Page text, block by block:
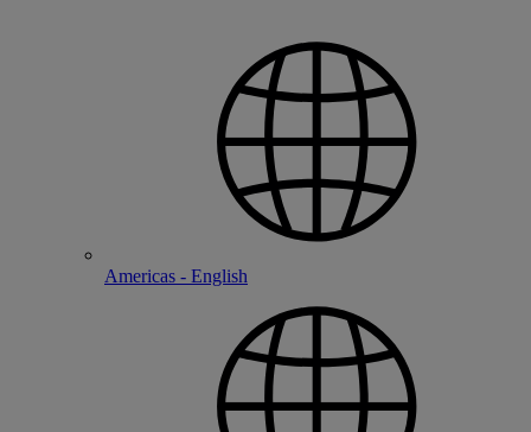
Americas - English